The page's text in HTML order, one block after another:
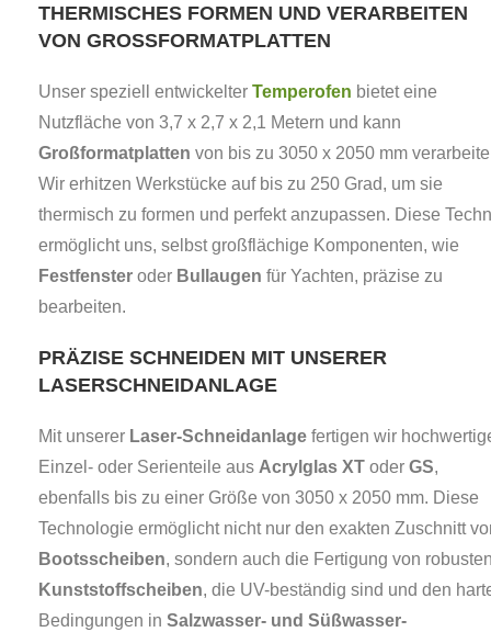
THERMISCHES FORMEN UND VERARBEITEN
VON GROSSFORMATPLATTEN
Unser speziell entwickelter Temperofen bietet eine
Nutzfläche von 3,7 x 2,7 x 2,1 Metern und kann
Großformatplatten von bis zu 3050 x 2050 mm
Wir erhitzen Werkstücke auf bis zu 250 Grad, um sie
thermisch zu formen und perfekt anzupassen. Diese
ermöglicht uns, selbst großflächige Komponenten, wie
Festfenster oder Bullaugen für Yachten, präzise zu
bearbeiten.
PRÄZISE SCHNEIDEN MIT UNSERER
LASERSCHNEIDANLAGE
Mit unserer Laser-Schneidanlage fertigen wir
Einzel- oder Serienteile aus Acrylglas XT oder GS,
ebenfalls bis zu einer Größe von 3050 x 2050 mm. Diese
Technologie ermöglicht nicht nur den exakten Zuschnitt
Bootsscheiben, sondern auch die Fertigung von
Kunststoffscheiben, die UV-beständig sind und den
Bedingungen in Salzwasser- und Süßwasser-